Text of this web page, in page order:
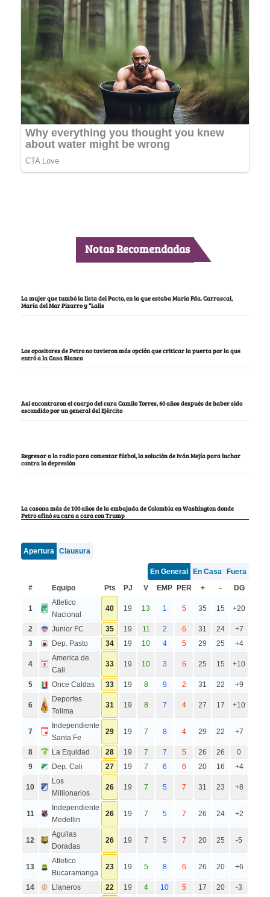
Notas Recomendadas
La mujer que tumbó la lista del Pacto, en la que estaba María Fda. Carrascal,
María del Mar Pizarro y “Lalis
Los opositores de Petro no tuvieron más opción que criticar la puerta por la que
entró a la Casa Blanca
Así encontraron el cuerpo del cura Camilo Torres, 60 años después de haber sido
escondido por un general del Ejército
Regresar a la radio para comentar fútbol, la solución de Iván Mejía para luchar
contra la depresión
La casona más de 100 años de la embajada de Colombia en Washington donde
Petro afinó su cara a cara con Trump
Apertura Clausura
En General En Casa
Fuera
#
Equipo Pts PJ V EMP PER + - DG
1
Atletico
Nacional
40 19 13 1 5 35 15 +20
2 Junior FC 35 19 11 2 6 31 24
+7
3
Dep. Pasto 34 19 10 4 5 29 25 +4
4
America de
Cali
33 19 10 3 6 25 15 +10
5 Once Caldas 33 19 8 9 2 31 22 +9
6
Deportes
Tolima
31 19 8 7 4 27 17 +10
7
Independiente
Santa Fe
29 19 7 8 4 29 22 +7
8 La Equidad 28 19 7 7 5 26 26
0
9
Dep. Cali 27 19 7 6 6 20 16 +4
10
Los
Millionarios
26 19 7 5 7 31 23 +8
11
Independiente
Medellin
26 19 7 5 7 26 24 +2
12
Aguilas
Doradas
26 19 7 5 7 20 25 -5
13
Atletico
Bucaramanga
23 19 5 8 6 26 20 +6
14 Llaneros 22 19 4 10 5 17 20 -3